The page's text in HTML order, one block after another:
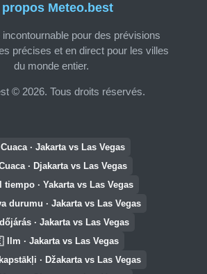
Meteo.best
pour des prévisions
précises et en direct pour les villes
du monde entier.
© 2026. Tous droits réservés.
Cuaca · Jakarta vs Las Vegas
· Djakarta vs Las Vegas
tiempo · Yakarta vs Las Vegas
durumu · Jakarta vs Las Vegas
Időjárás · Jakarta vs Las Vegas
Ilm · Jakarta vs Las Vegas
· Džakarta vs Las Vegas